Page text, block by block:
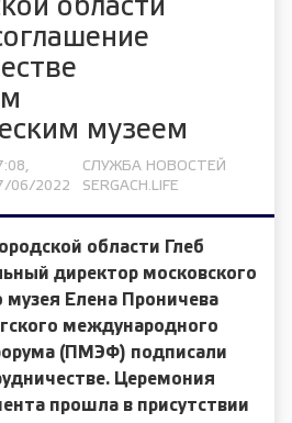
области
музеем
06/2022
СЛУЖБА НОВОСТЕЙ
SERGACH.LIFE
области
Глеб
директор московского
музея Елена Проничева
международного
(ПМЭФ) подписали
Церемония
прошла в присутствии